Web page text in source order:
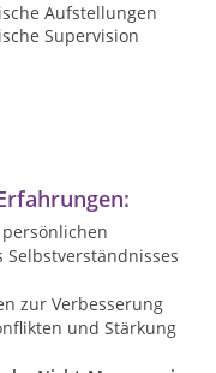
Aufstellungen
Supervision
zur Verbesserung
und Stärkung